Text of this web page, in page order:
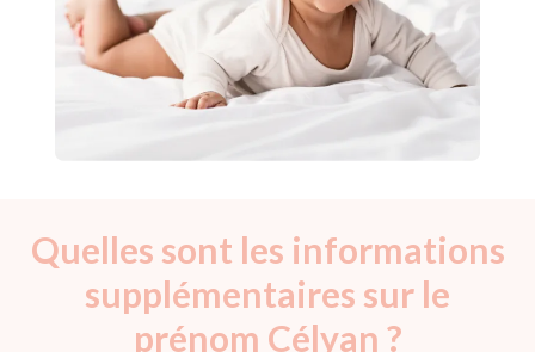
Quelles sont les informations
supplémentaires sur le
prénom Célyan ?